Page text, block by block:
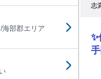
海部郡エリア
志